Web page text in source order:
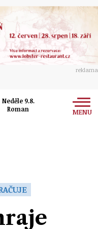
reklama
Neděle 9.8.
Roman
MENU